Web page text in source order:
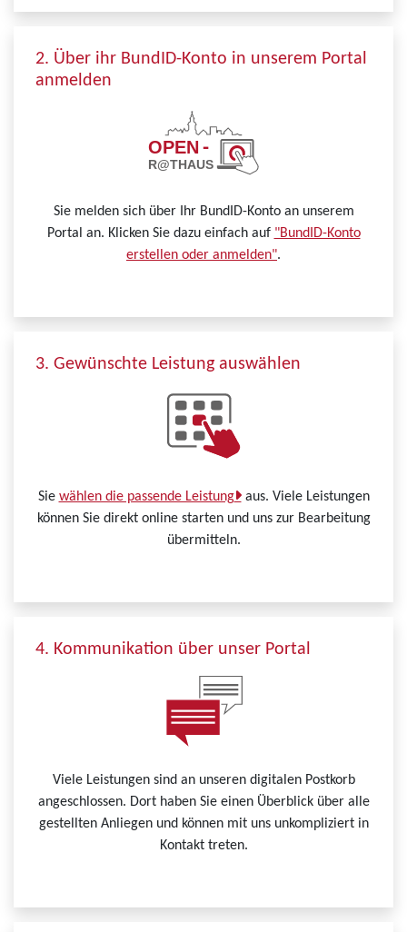
2. Über ihr BundID-Konto in unserem Portal
anmelden
Sie melden sich über Ihr BundID-Konto an unserem
Portal an. Klicken Sie dazu einfach auf "BundID-Konto
erstellen oder anmelden".
3. Gewünschte Leistung auswählen
Sie wählen die passende Leistung aus. Viele Leistungen
können Sie direkt online starten und uns zur Bearbeitung
übermitteln.
4. Kommunikation über unser Portal
Viele Leistungen sind an unseren digitalen Postkorb
angeschlossen. Dort haben Sie einen Überblick über alle
gestellten Anliegen und können mit uns unkompliziert in
Kontakt treten.